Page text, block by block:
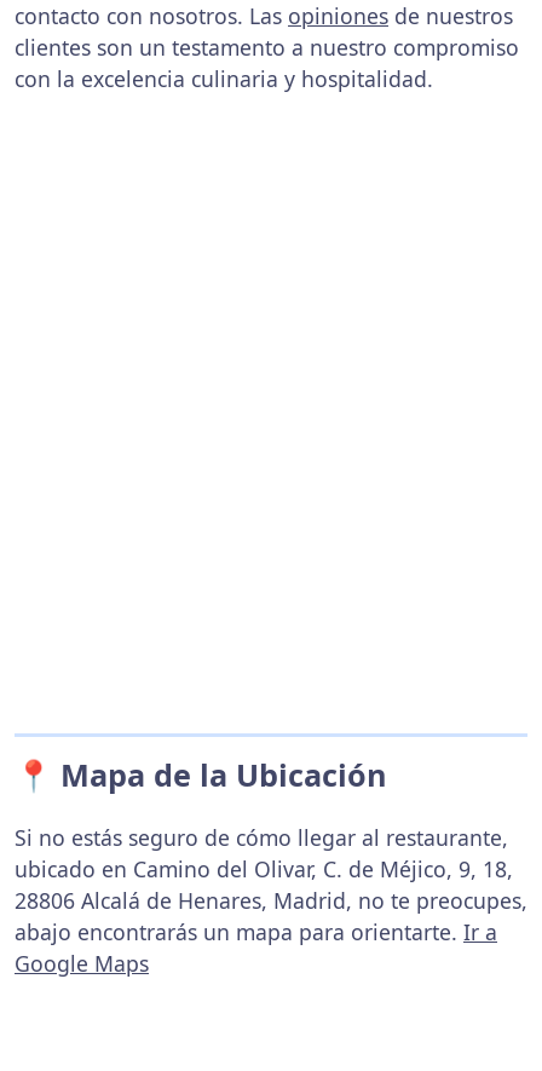
contacto con nosotros. Las opiniones de nuestros
clientes son un testamento a nuestro compromiso
con la excelencia culinaria y hospitalidad.
📍 Mapa de la Ubicación
Si no estás seguro de cómo llegar al restaurante,
ubicado en Camino del Olivar, C. de Méjico, 9, 18,
28806 Alcalá de Henares, Madrid, no te preocupes,
abajo encontrarás un mapa para orientarte. Ir a
Google Maps